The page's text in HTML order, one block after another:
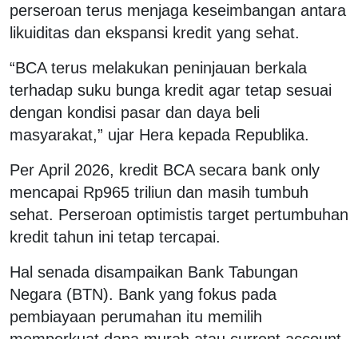
perseroan terus menjaga keseimbangan antara
likuiditas dan ekspansi kredit yang sehat.
“BCA terus melakukan peninjauan berkala
terhadap suku bunga kredit agar tetap sesuai
dengan kondisi pasar dan daya beli
masyarakat,” ujar Hera kepada Republika.
Per April 2026, kredit BCA secara bank only
mencapai Rp965 triliun dan masih tumbuh
sehat. Perseroan optimistis target pertumbuhan
kredit tahun ini tetap tercapai.
Hal senada disampaikan Bank Tabungan
Negara (BTN). Bank yang fokus pada
pembiayaan perumahan itu memilih